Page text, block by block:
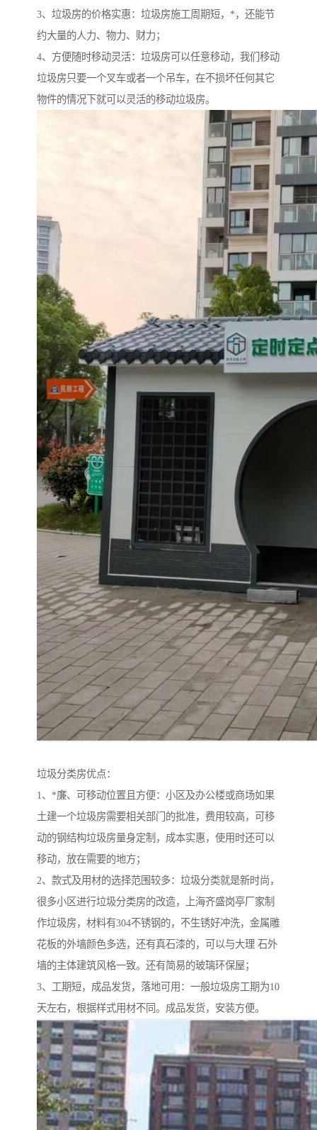
3、垃圾房的价格实惠：垃圾房施工周期短，*，还能节
约大量的人力、物力、财力；
4、方便随时移动灵活：垃圾房可以任意移动，我们移动
垃圾房只要一个叉车或者一个吊车，在不损坏任何其它
物件的情况下就可以灵活的移动垃圾房。
垃圾分类房优点：
1、*廉、可移动位置且方便：小区及办公楼或商场如果
土建一个垃圾房需要相关部门的批准，费用较高，可移
动的钢结构垃圾房量身定制，成本实惠，使用时还可以
移动，放在需要的地方；
2、款式及用材的选择范围较多：垃圾分类就是新时尚，
很多小区进行垃圾分类房的改造，上海齐盛岗亭厂家制
作垃圾房，材料有304不锈钢的，不生锈好冲洗，金属雕
花板的外墙颜色多选，还有真石漆的，可以与大理 石外
墙的主体建筑风格一致。还有简易的玻璃环保屋；
3、工期短，成品发货，落地可用：一般垃圾房工期为10
天左右，根据样式用材不同。成品发货，安装方便。